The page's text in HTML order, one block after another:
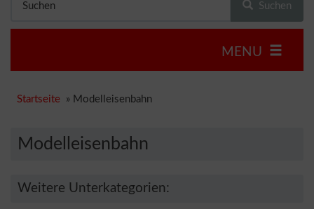
Suchen
MENU
Startseite » Modelleisenbahn
Modelleisenbahn
Weitere Unterkategorien: